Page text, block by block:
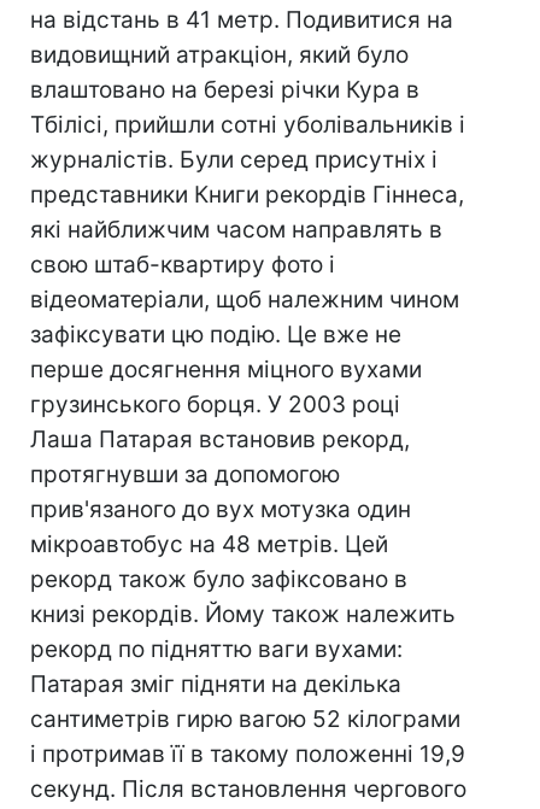
на відстань в 41 метр. Подивитися на
видовищний атракціон, який було
влаштовано на березі річки Кура в
Тбілісі, прийшли сотні уболівальників і
журналістів. Були серед присутніх і
представники Книги рекордів Гіннеса,
які найближчим часом направлять в
свою штаб-квартиру фото і
відеоматеріали, щоб належним чином
зафіксувати цю подію. Це вже не
перше досягнення міцного вухами
грузинського борця. У 2003 році
Лаша Патарая встановив рекорд,
протягнувши за допомогою
прив'язаного до вух мотузка один
мікроавтобус на 48 метрів. Цей
рекорд також було зафіксовано в
книзі рекордів. Йому також належить
рекорд по підняттю ваги вухами:
Патарая зміг підняти на декілька
сантиметрів гирю вагою 52 кілограми
і протримав її в такому положенні 19,9
секунд. Після встановлення чергового